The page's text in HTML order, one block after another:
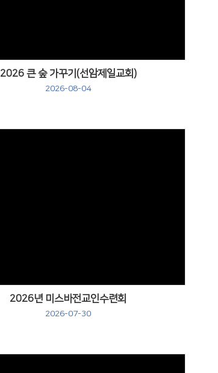
2026 큰 숲 가꾸기(선암제일교회)
2026-08-04
2026년 미스바전교인수련회
2026-07-30